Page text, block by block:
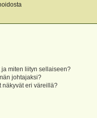
ja miten liityn sellaiseen?
johtajaksi?
näkyvät eri väreillä?